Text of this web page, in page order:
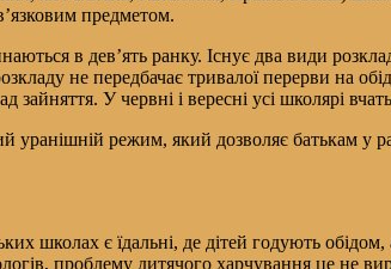
предметом.
в дев’ять ранку. Існує два види
не передбачає тривалої перерви на
зайняття. У червні і вересні усі школярі
уранішній режим, який дозволяє батькам
школах є їдальні, де дітей годують
проблему дитячого харчування це не